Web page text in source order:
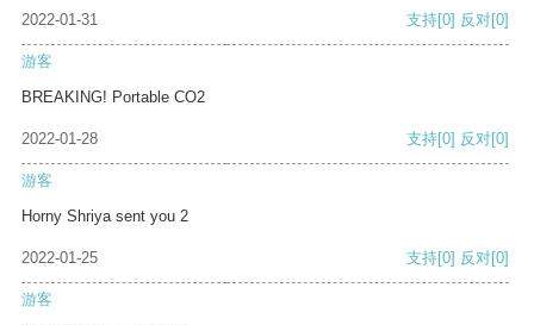
2022-01-31 支持[0] 反对[0]
游客
BREAKING! Portable CO2
2022-01-28 支持[0] 反对[0]
游客
Horny Shriya sent you 2
2022-01-25 支持[0] 反对[0]
游客